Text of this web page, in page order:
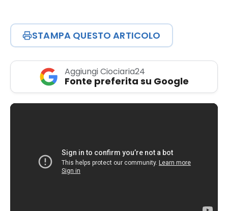
STAMPA QUESTO ARTICOLO
Aggiungi Ciociaria24
Fonte preferita su Google